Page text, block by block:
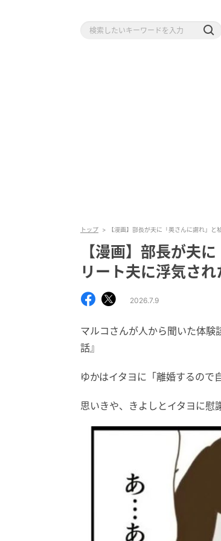
トップ 【漫画】部長が夫に「奥さんに謝れ」
【漫画】部長が夫
リート夫に浮気され
2026.7.9
マルコさんが人から聞いた体験
話』
ゆかはイタヨに「離婚するので
思いきや、きよしとイタヨに慰